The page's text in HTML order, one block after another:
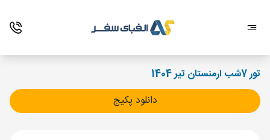
تور 7شب ارمنستان تیر 1404
دانلود پکیج